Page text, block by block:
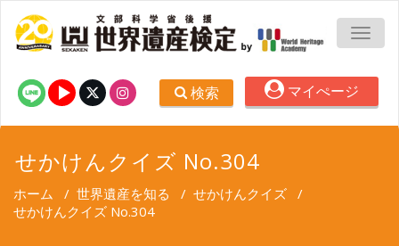
検索 マイぺージ
せかけんクイズ No.304
ホーム / 世界遺産を知る / せかけんクイズ /
せかけんクイズ No.304